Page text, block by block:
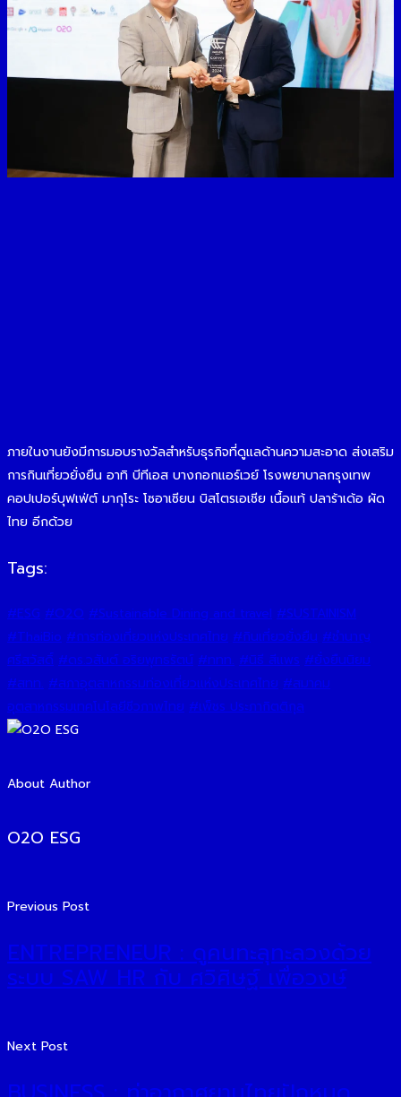
ภายในงานยังมีการมอบรางวัลสำหรับธุรกิจที่ดูแลด้านความสะอาด ส่งเสริม
การกินเที่ยวยั่งยืน อาทิ บีทีเอส บางกอกแอร์เวย์ โรงพยาบาลกรุงเทพ
คอปเปอร์บุฟเฟ่ต์ มากุโระ โซอาเซียน บิสโตรเอเชีย เนื้อแท้ ปลาร้าเด้อ ผัด
ไทย อีกด้วย
Tags:
#ESG #O2O #Sustainable Dining and travel #SUSTAINISM
#ThaiBio #การท่องเที่ยวแห่งประเทศไทย #กินเที่ยวยั่งยืน #ชำนาญ
ศรีสวัสดิ์ #ดร.วสันต์ อริยพุทธรัตน์ #ททท. #นิธี สีแพร #ยั่งยืนนิยม
#สทท. #สภาอุตสาหกรรมท่องเที่ยวแห่งประเทศไทย #สมาคม
อุตสาหกรรมเทคโนโลยีชีวภาพไทย #เพ็ชร ประภากิตติกุล
About Author
O2O ESG
Previous Post
ENTREPRENEUR : ดูคนทะลุทะลวงด้วย
ระบบ SAW HR กับ ศวิศิษฐ์ เพื่อวงษ์
Next Post